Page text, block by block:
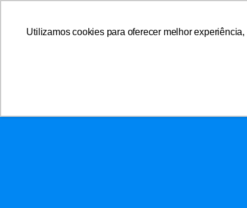
Utilizamos cookies para oferecer melhor
A AFFEMG